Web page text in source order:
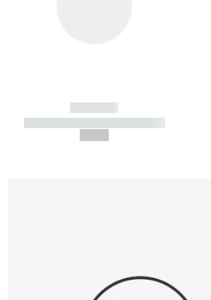
------------
----------- ----------- -----------